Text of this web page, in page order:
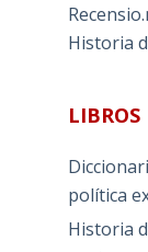
Historia
LIBROS
política
Historia